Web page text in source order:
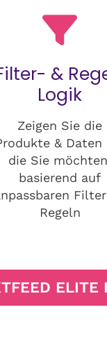
&
Logik
Zeigen Sie die
& Daten
die Sie
basierend auf
Regeln
ELITE